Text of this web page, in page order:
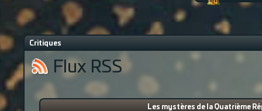
Critiques
Flux RSS
Les mystères de la Quatrième